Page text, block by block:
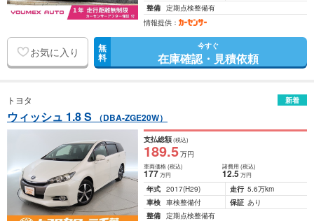
整備 定期点検整備有
情報提供：
お気に入り 無
料
今すぐ
在庫確認・見積依頼
トヨタ 新着
ウィッシュ 1.8 S （DBA-ZGE20W）
支払総額(税込)
189.5万円
車両価格(税込)
177万円
諸費用 (税込)
12.5 万円
年式 2017(H29) 走行 5.6万km
車検 車検整備付 保証 あり
整備 定期点検整備有